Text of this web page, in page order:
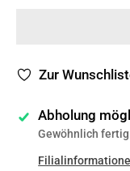
Zur
Abholung
Gewöhnlich